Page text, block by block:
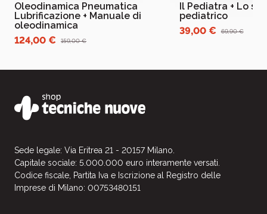
Oleodinamica Pneumatica
Lubrificazione + Manuale di
oleodinamica
124,00 €
159,00 €
Il Pediatra + Lo
pediatrico
39,00 €
69,90 €
Sede legale: Via Eritrea 21 - 20157 Milano.
Capitale sociale: 5.000.000 euro interamente versati.
Codice fiscale, Partita Iva e Iscrizione al Registro delle
Imprese di Milano: 00753480151